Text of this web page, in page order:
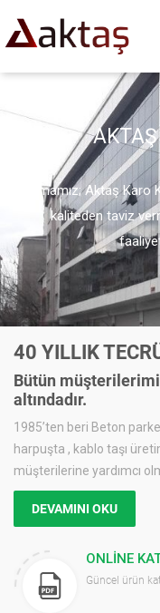
Firmamız; Aktaş Karo
kaliteden taviz
40 YILLIK
Bütün
altındadır.
1985’ten beri Beton
harpuşta , kablo taşı
müşterilerine yardımcı
DEVAMINI OKU
ONLINE
Güncel ürün